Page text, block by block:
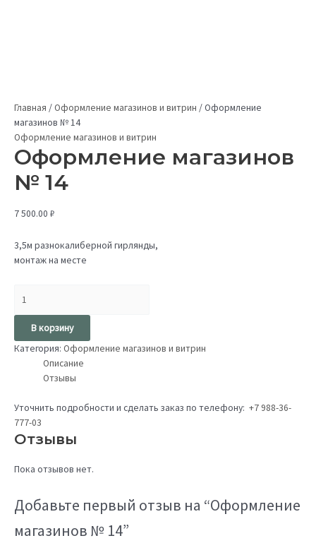
Главная /Оформление магазинов и витрин /Оформление
магазинов № 14
Оформление магазинов и витрин
Оформление магазинов
№ 14
7 500.00 ₽
3,5м разнокалиберной гирлянды,
монтаж на месте
В корзину
Категория: Оформление магазинов и витрин
Описание
Отзывы
Уточнить подробности и сделать заказ по телефону: +7 988-36-
777-03
Отзывы
Пока отзывов нет.
Добавьте первый отзыв на “Оформление
магазинов № 14”